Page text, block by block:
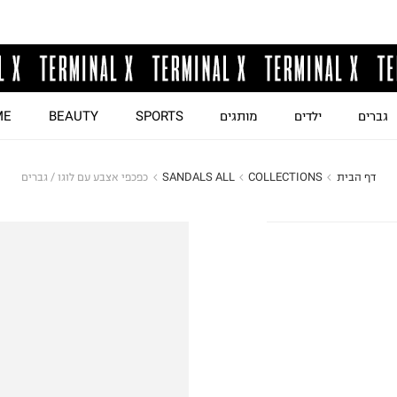
גברים ילדים מותגים SPORTS
BEAUTY
דף הבית COLLECTIONS
SANDALS ALL כפכפי אצבע עם לוגו / גברים